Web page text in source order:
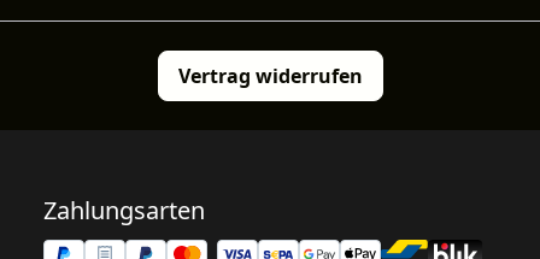
Vertrag widerrufen
Zahlungsarten